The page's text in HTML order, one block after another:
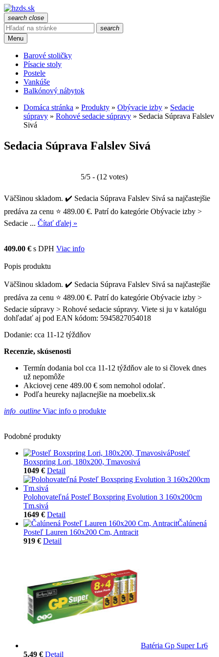
search close
search
Menu
Barové stoličky
Písacie stoly
Postele
Vankúše
Balkónový nábytok
Domáca stránka » Produkty » Obývacie izby » Sedacie
súpravy » Rohové sedacie súpravy » Sedacia Súprava Falslev
Sivá
Sedacia Súprava Falslev Sivá
5/5 - (12 votes)
Väčšinou skladom. ✔️ Sedacia Súprava Falslev Sivá sa najčastejšie
predáva za cenu ⭐ 489.00 €. Patrí do kategórie Obývacie izby >
Sedacie ... Čítať ďalej »
409.00 € s DPH Viac info
Popis produktu
Väčšinou skladom. ✔️ Sedacia Súprava Falslev Sivá sa najčastejšie
predáva za cenu ⭐ 489.00 €. Patrí do kategórie Obývacie izby >
Sedacie súpravy > Rohové sedacie súpravy. Viete si ju v katalógu
dohľadať aj pod EAN kódom: 5945827054018
Dodanie: cca 11-12 týždňov
Recenzie, skúsenosti
Termín dodania bol cca 11-12 týždňov ale to si človek dnes
už nepomôže
Akciovej cene 489.00 € som nemohol odolať.
Podľa heureky najlacnejšie na moebelix.sk
info_outline Viac info o produkte
Podobné produkty
Posteľ
Boxspring Lori, 180x200, Tmavosivá
1049 € Detail
Polohovateľná Posteľ Boxspring Evolution 3 160x200cm
Tm.sivá
1649 € Detail
Čalúnená
Posteľ Lauren 160x200 Cm, Antracit
919 € Detail
Batéria Gp Super Lr6
5.49 € Detail